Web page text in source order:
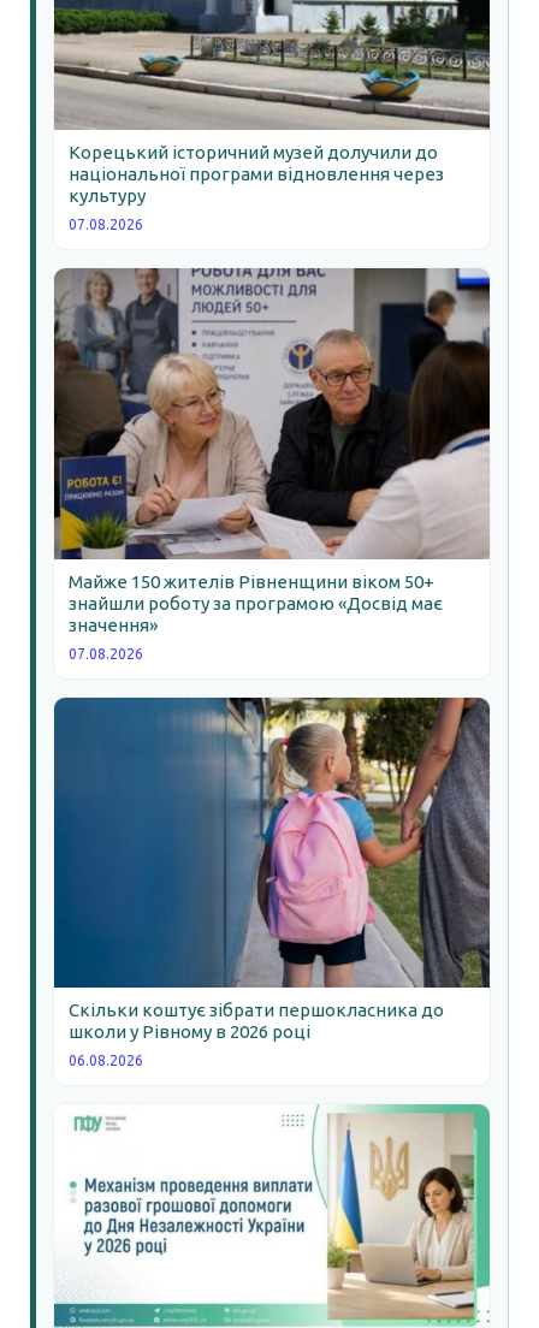
Корецький історичний музей долучили до
національної програми відновлення через
культуру
07.08.2026
Майже 150 жителів Рівненщини віком 50+
знайшли роботу за програмою «Досвід має
значення»
07.08.2026
Скільки коштує зібрати першокласника до
школи у Рівному в 2026 році
06.08.2026